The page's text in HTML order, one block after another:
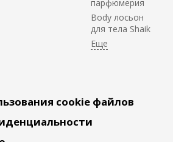
парфюмерия
Body лосьон
для тела Shaik
cookie файлов